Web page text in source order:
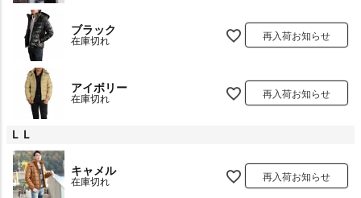
ブラック
在庫切れ 再入荷お知らせ
アイボリー
在庫切れ 再入荷お知らせ
ＬＬ
キャメル
在庫切れ 再入荷お知らせ